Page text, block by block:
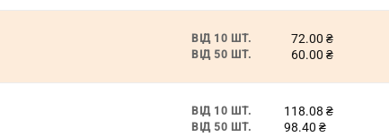
ВІД 10 ШТ. 72.00 ₴
ВІД 50 ШТ. 60.00 ₴
ВІД 10 ШТ. 118.08 ₴
ВІД 50 ШТ. 98.40 ₴